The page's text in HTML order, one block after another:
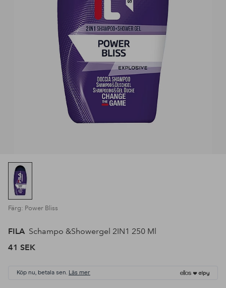
Färg: Power Bliss
FILA Schampo &Showergel 2IN1 250 Ml
41 SEK
Köp nu, betala sen. Läs mer